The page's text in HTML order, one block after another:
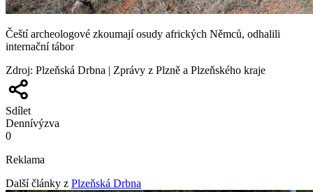
Čeští archeologové zkoumají osudy afrických Němců, odhalili
internační tábor
Zdroj: Plzeňská Drbna | Zprávy z Plzně a Plzeňského kraje
Sdílet
Dennívýzva
0
Reklama
Další články z Plzeňská Drbna